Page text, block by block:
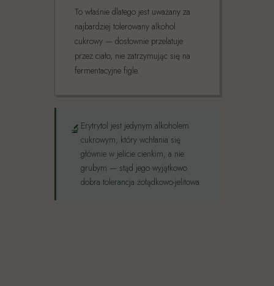
To właśnie dlatego jest uważany za
najbardziej tolerowany alkohol
cukrowy — dosłownie przelatuje
przez ciało, nie zatrzymując się na
fermentacyjne figle.
🔬 Erytrytol jest jedynym alkoholem
cukrowym, który wchłania się
głównie w jelicie cienkim, a nie
grubym — stąd jego wyjątkowo
dobra tolerancja żołądkowo-jelitowa.